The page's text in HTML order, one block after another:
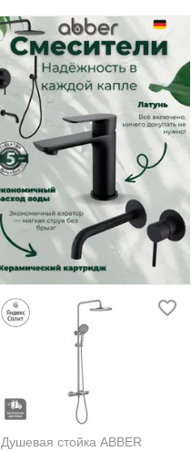
Душевая стойка ABBER